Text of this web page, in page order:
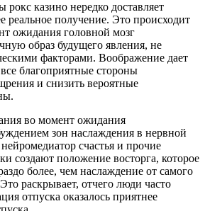
казино нередко доставляет
реальное получение. Это происходит
ожидания головной мозг
образ будущего явления, не
факторами. Воображение дает
благоприятные стороны
и снизить вероятные
во момент ожидания
зон наслаждения в нервной
счастья и прочие
создают положение восторга, которое
более, чем наслаждение от самого
раскрывает, отчего люди часто
отпуска оказалось приятнее